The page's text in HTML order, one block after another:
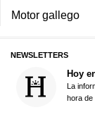
Motor gallego
NEWSLETTERS
Hoy
La
hora de